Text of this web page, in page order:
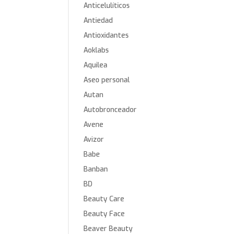
Anticelulíticos
Antiedad
Antioxidantes
Aoklabs
Aquilea
Aseo personal
Autan
Autobronceador
Avene
Avizor
Babe
Banban
BD
Beauty Care
Beauty Face
Beaver Beauty